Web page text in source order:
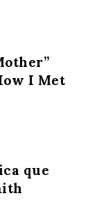
I Met
que